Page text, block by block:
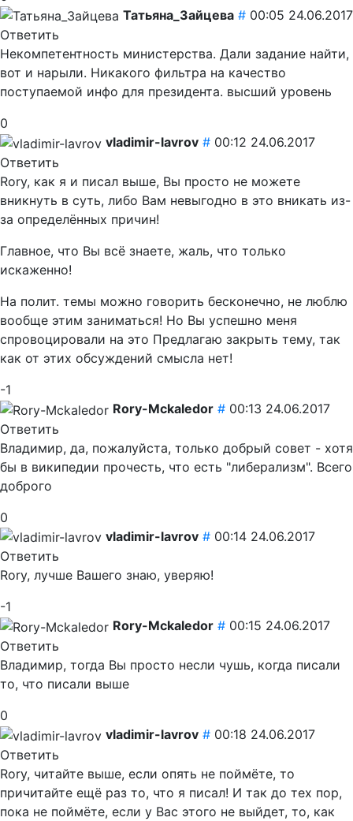
Татьяна_Зайцева # 00:05 24.06.2017
Ответить
Некомпетентность министерства. Дали задание найти,
вот и нарыли. Никакого фильтра на качество
поступаемой инфо для президента. высший уровень
0
vladimir-lavrov # 00:12 24.06.2017
Ответить
Rory, как я и писал выше, Вы просто не можете
вникнуть в суть, либо Вам невыгодно в это вникать из-
за определённых причин!
Главное, что Вы всё знаете, жаль, что только
искаженно!
На полит. темы можно говорить бесконечно, не люблю
вообще этим заниматься! Но Вы успешно меня
спровоцировали на это Предлагаю закрыть тему, так
как от этих обсуждений смысла нет!
-1
Rory-Mckaledor # 00:13 24.06.2017
Ответить
Владимир, да, пожалуйста, только добрый совет - хотя
бы в википедии прочесть, что есть "либерализм". Всего
доброго
0
vladimir-lavrov # 00:14 24.06.2017
Ответить
Rory, лучше Вашего знаю, уверяю!
-1
Rory-Mckaledor # 00:15 24.06.2017
Ответить
Владимир, тогда Вы просто несли чушь, когда писали
то, что писали выше
0
vladimir-lavrov # 00:18 24.06.2017
Ответить
Rory, читайте выше, если опять не поймёте, то
причитайте ещё раз то, что я писал! И так до тех пор,
пока не поймёте, если у Вас этого не выйдет, то, как